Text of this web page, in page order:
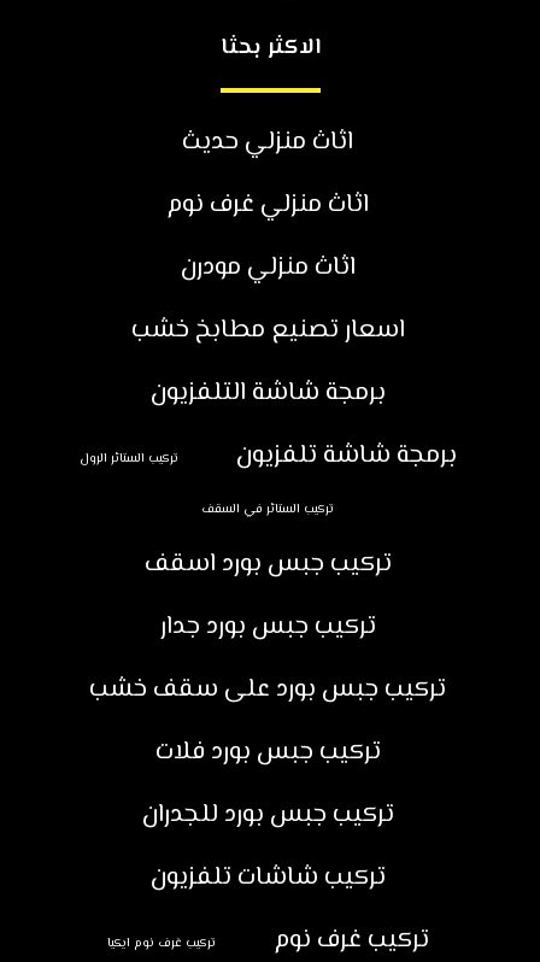
الاكثر بحثا
اثاث منزلي حديث
اثاث منزلي غرف نوم
اثاث منزلي مودرن
اسعار تصنيع مطابخ خشب
برمجة شاشة التلفزيون
برمجة شاشة تلفزيون
تركيب الستائر الرول
تركيب الستائر في السقف
تركيب جبس بورد اسقف
تركيب جبس بورد جدار
تركيب جبس بورد على سقف خشب
تركيب جبس بورد فلات
تركيب جبس بورد للجدران
تركيب شاشات تلفزيون
تركيب غرف نوم
تركيب غرف نوم ايكيا